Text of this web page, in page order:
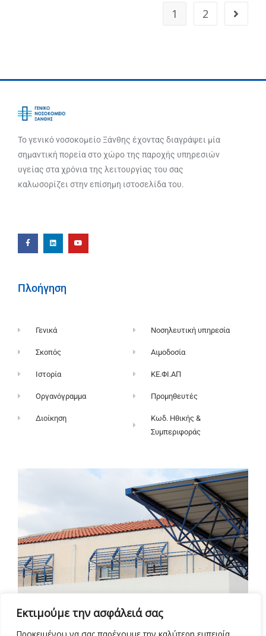
Εκτιμούμε την ασφάλειά σας
1 2
Το γενικό νοσοκομείο Ξάνθης έχοντας διαγράψει μία
σημαντική πορεία στο χώρο της παροχής υπηρεσιών
υγείας στα χρόνια της λειτουργίας του σας
καλωσορίζει στην επίσημη ιστοσελίδα του.
Πλοήγηση
Γενικά
Σκοπός
Ιστορία
Οργανόγραμμα
Διοίκηση
Νοσηλευτική υπηρεσία
Αιμοδοσία
ΚΕ.ΦΙ.ΑΠ
Προμηθευτές
Κωδ. Ηθικής &
Συμπεριφοράς